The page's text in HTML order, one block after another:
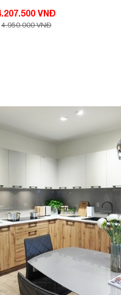
4.207.500 VNĐ
4.950.000 VNĐ